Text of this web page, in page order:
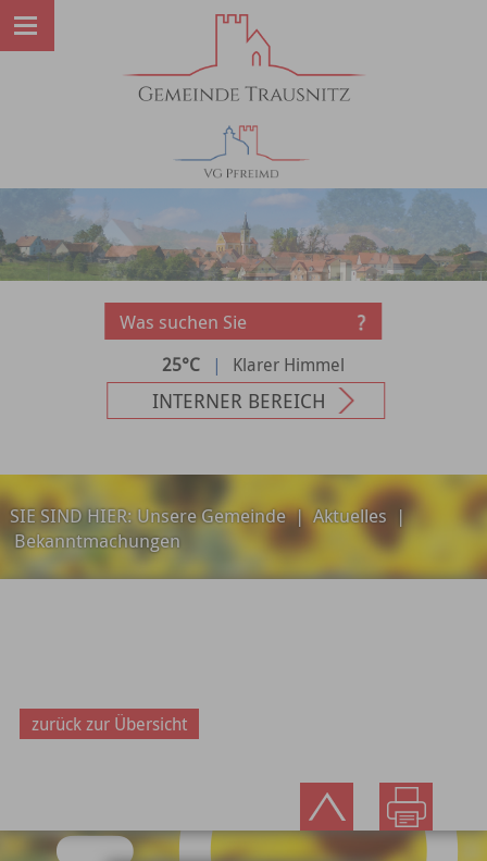
25°C | Klarer Himmel
INTERNER BEREICH
SIE SIND HIER:Unsere Gemeinde|Aktuelles |
Bekanntmachungen
zurück zur Übersicht